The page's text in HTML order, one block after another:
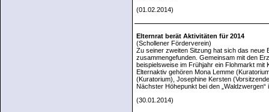
(01.02.2014)
Elternrat berät Aktivitäten für 2014
(Schollener Förderverein)
Zu seiner zweiten Sitzung hat sich das neue
zusammengefunden. Gemeinsam mit den
beispielsweise im Frühjahr ein Flohmarkt mit
Elternaktiv gehören Mona Lemme
(Kuratorium), Josephine Kersten
Nächster Höhepunkt bei den
(30.01.2014)